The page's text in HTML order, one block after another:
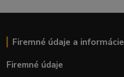
Firemné údaje a informácie
Firemné údaje